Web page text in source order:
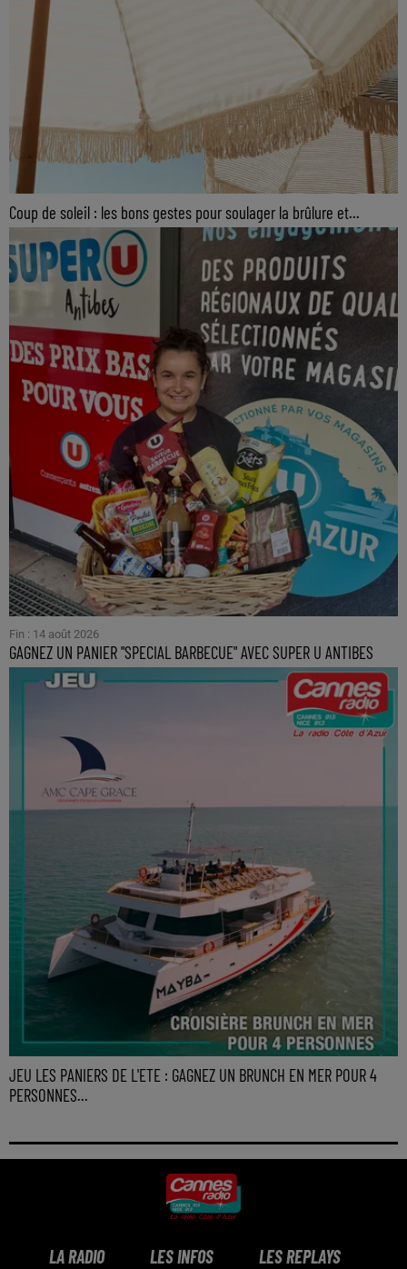
Coup de soleil : les bons gestes pour soulager la brûlure et...
Fin : 14 août 2026
GAGNEZ UN PANIER "SPECIAL BARBECUE" AVEC SUPER U ANTIBES
JEU LES PANIERS DE L'ETE : GAGNEZ UN BRUNCH EN MER POUR 4
PERSONNES...
LA RADIO LES INFOS LES REPLAYS